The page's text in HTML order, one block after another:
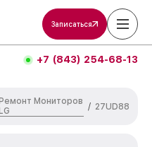
Записаться
+7 (843) 254-68-13
Ремонт Мониторов
LG
/ 27UD88